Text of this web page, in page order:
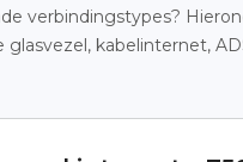
verbindingstypes?
kabelinternet,